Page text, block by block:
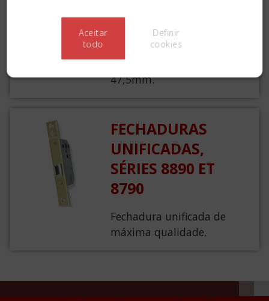
As fechaduras TOP
constituem uma série de
gama alta em caixa
fechada. Entre eixos
47,5mm.
FECHADURAS
UNIFICADAS,
SÉRIES 8890 ET
8790
Fechadura unificada de
máxima qualidade.
Aceitar
todo
Definir
cookies